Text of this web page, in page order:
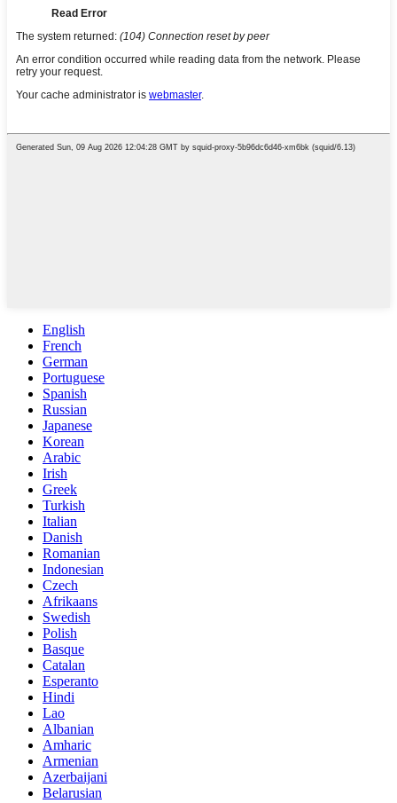
English
French
German
Portuguese
Spanish
Russian
Japanese
Korean
Arabic
Irish
Greek
Turkish
Italian
Danish
Romanian
Indonesian
Czech
Afrikaans
Swedish
Polish
Basque
Catalan
Esperanto
Hindi
Lao
Albanian
Amharic
Armenian
Azerbaijani
Belarusian